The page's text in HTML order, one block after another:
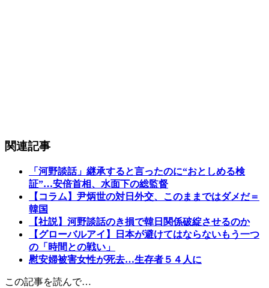
関連記事
「河野談話」継承すると言ったのに“おとしめる検
証”…安倍首相、水面下の総監督
【コラム】尹炳世の対日外交、このままではダメだ＝
韓国
【社説】河野談話のき損で韓日関係破綻させるのか
【グローバルアイ】日本が避けてはならないもう一つ
の「時間との戦い」
慰安婦被害女性が死去…生存者５４人に
この記事を読んで…